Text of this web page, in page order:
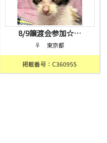
8/9譲渡会参加☆…
♀ 東京都
掲載番号：C360955